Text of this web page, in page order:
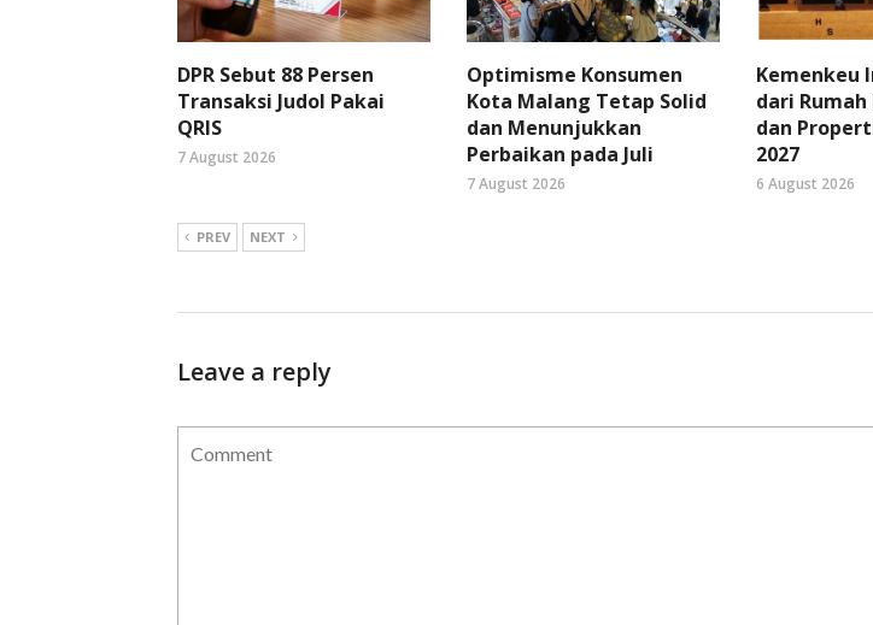
DPR Sebut 88 Persen
Transaksi Judol Pakai
QRIS
7 August 2026
Optimisme Konsumen
Kota Malang Tetap Solid
dan Menunjukkan
Perbaikan pada Juli
7 August 2026
Kemenkeu
dari
dan
2027
6 August 2026
PREV NEXT
Leave a reply